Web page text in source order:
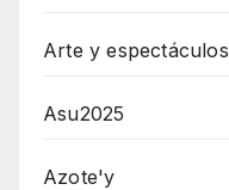
Arte y espectáculos
Asu2025
Azote'y